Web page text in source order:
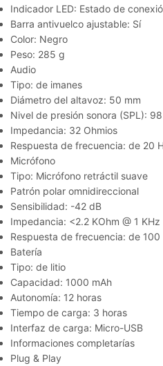
Indicador LED: Estado de
Barra antivuelco ajustable: Sí
Color: Negro
Peso: 285 g
Audio
Tipo: de imanes
Diámetro del altavoz: 50 mm
Nivel de presión sonora (SPL):
Impedancia: 32 Ohmios
Respuesta de frecuencia: de 20
Micrófono
Tipo: Micrófono retráctil suave
Patrón polar omnidireccional
Sensibilidad: -42 dB
Impedancia: <2.2 KOhm @ 1 KHz
Respuesta de frecuencia: de 100
Batería
Tipo: de litio
Capacidad: 1000 mAh
Autonomía: 12 horas
Tiempo de carga: 3 horas
Interfaz de carga: Micro-USB
Informaciones completarías
Plug & Play